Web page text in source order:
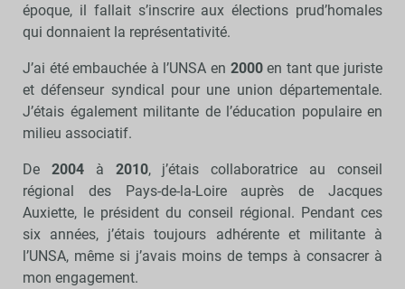
époque, il fallait s’inscrire aux élections prud’homales
qui donnaient la représentativité.
J’ai été embauchée à l’UNSA en 2000en tant que juriste
et défenseur syndical pour une union départementale.
J’étais également militante de l’éducation populaire en
milieu associatif.
De 2004à 2010, j’étais collaboratrice au conseil
régional des Pays-de-la-Loire auprès de Jacques
Auxiette, le président du conseil régional. Pendant ces
six années, j’étais toujours adhérente et militante à
l’UNSA, même si j’avais moins de temps à consacrer à
mon engagement.